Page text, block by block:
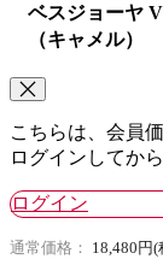
ベスジョーヤ
（キャメル）
こちらは、会員
ログインしてか
ログイン
通常価格： 18,480円(